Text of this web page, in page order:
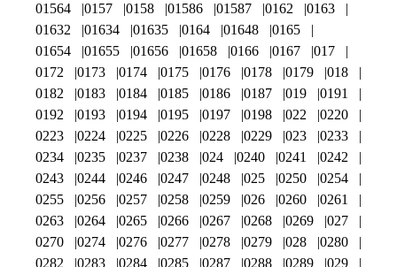
01564
0157 0158 01586 01587 0162
0163
01632
01634 01635 0164 01648
0165
01654
01655 01656 01658 0166 0167
017
0172
0173 0174 0175 0176 0178 0179
018
0182
0183 0184 0185 0186 0187 019
0191
0192
0193 0194 0195 0197 0198 022
0220
0223
0224 0225 0226 0228 0229 023
0233
0234
0235 0237 0238 024 0240 0241
0242
0243
0244 0246 0247 0248 025 0250
0254
0255
0256 0257 0258 0259 026 0260
0261
0263
0264 0265 0266 0267 0268 0269
027
0270
0274 0276 0277 0278 0279 028
0280
0282
0283 0284 0285 0287 0288 0289 029